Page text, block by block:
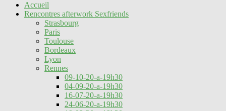
Accueil
Rencontres afterwork Sexfriends
Strasbourg
Paris
Toulouse
Bordeaux
Lyon
Rennes
09-10-20-a-19h30
04-09-20-a-19h30
16-07-20-a-19h30
24-06-20-a-19h30